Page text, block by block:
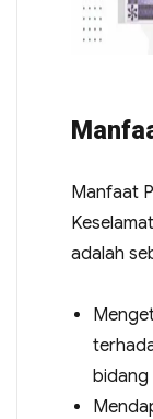
Manfaat
adalah
bidang